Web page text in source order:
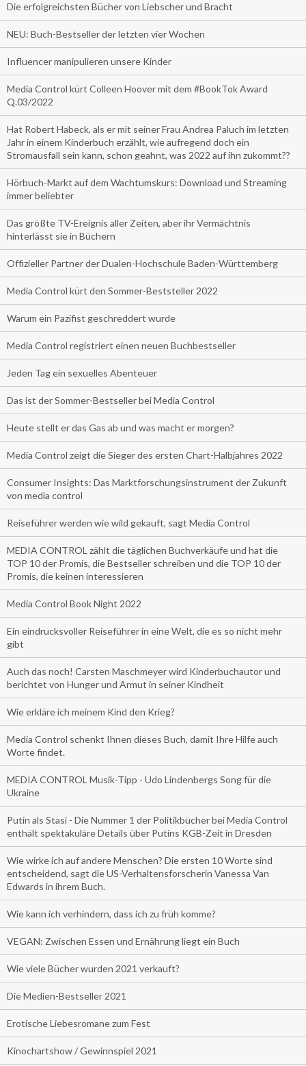
Die erfolgreichsten Bücher von Liebscher und Bracht
NEU: Buch-Bestseller der letzten vier Wochen
Influencer manipulieren unsere Kinder
Media Control kürt Colleen Hoover mit dem #BookTok Award
Q.03/2022
Hat Robert Habeck, als er mit seiner Frau Andrea Paluch im letzten
Jahr in einem Kinderbuch erzählt, wie aufregend doch ein
Stromausfall sein kann, schon geahnt, was 2022 auf ihn zukommt??
Hörbuch-Markt auf dem Wachtumskurs: Download und Streaming
immer beliebter
Das größte TV-Ereignis aller Zeiten, aber ihr Vermächtnis
hinterlässt sie in Büchern
Offizieller Partner der Dualen-Hochschule Baden-Württemberg
Media Control kürt den Sommer-Beststeller 2022
Warum ein Pazifist geschreddert wurde
Media Control registriert einen neuen Buchbestseller
Jeden Tag ein sexuelles Abenteuer
Das ist der Sommer-Bestseller bei Media Control
Heute stellt er das Gas ab und was macht er morgen?
Media Control zeigt die Sieger des ersten Chart-Halbjahres 2022
Consumer Insights: Das Marktforschungsinstrument der Zukunft
von media control
Reiseführer werden wie wild gekauft, sagt Media Control
MEDIA CONTROL zählt die täglichen Buchverkäufe und hat die
TOP 10 der Promis, die Bestseller schreiben und die TOP 10 der
Promis, die keinen interessieren
Media Control Book Night 2022
Ein eindrucksvoller Reiseführer in eine Welt, die es so nicht mehr
gibt
Auch das noch! Carsten Maschmeyer wird Kinderbuchautor und
berichtet von Hunger und Armut in seiner Kindheit
Wie erkläre ich meinem Kind den Krieg?
Media Control schenkt Ihnen dieses Buch, damit Ihre Hilfe auch
Worte findet.
MEDIA CONTROL Musik-Tipp - Udo Lindenbergs Song für die
Ukraine
Putin als Stasi - Die Nummer 1 der Politikbücher bei Media Control
enthält spektakuläre Details über Putins KGB-Zeit in Dresden
Wie wirke ich auf andere Menschen? Die ersten 10 Worte sind
entscheidend, sagt die US-Verhaltensforscherin Vanessa Van
Edwards in ihrem Buch.
Wie kann ich verhindern, dass ich zu früh komme?
VEGAN: Zwischen Essen und Ernährung liegt ein Buch
Wie viele Bücher wurden 2021 verkauft?
Die Medien-Bestseller 2021
Erotische Liebesromane zum Fest
Kinochartshow / Gewinnspiel 2021